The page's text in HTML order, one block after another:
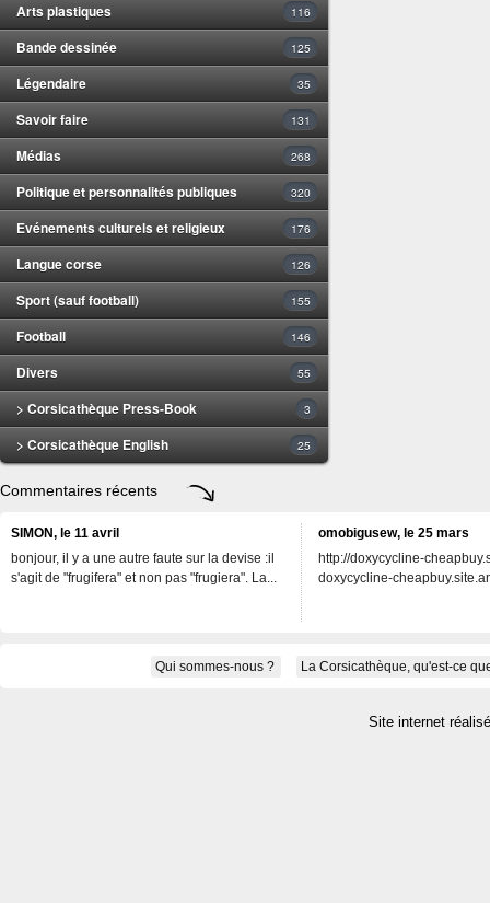
Arts plastiques 116
Bande dessinée 125
Légendaire 35
Savoir faire 131
Médias 268
Politique et personnalités publiques 320
Evénements culturels et religieux 176
Langue corse 126
Sport (sauf football) 155
Football 146
Divers 55
> Corsicathèque Press-Book 3
> Corsicathèque English 25
Commentaires récents
SIMON, le 11 avril
bonjour, il y a une autre faute sur la devise :il
s'agit de "frugifera" et non pas "frugiera". La...
omobigusew, le 25 mars
http://doxycycline-
doxycycline-
Qui sommes-nous ? La Corsicathèque, qu'est-ce
Site internet